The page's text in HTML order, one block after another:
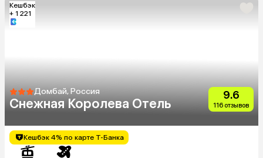
Кешбэк
+ 1 221
Домбай, Россия
Снежная Королева Отель
9.6
116 отзывов
Кешбэк 4% по карте Т-Банка